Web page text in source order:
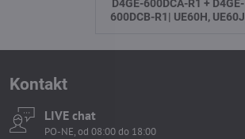
D4GE-600DCA-R1 + D4GE-
600DCB-R1| UE60H, UE60J
Kontakt
LIVE chat
PO-NE, od 08:00 do 18:00